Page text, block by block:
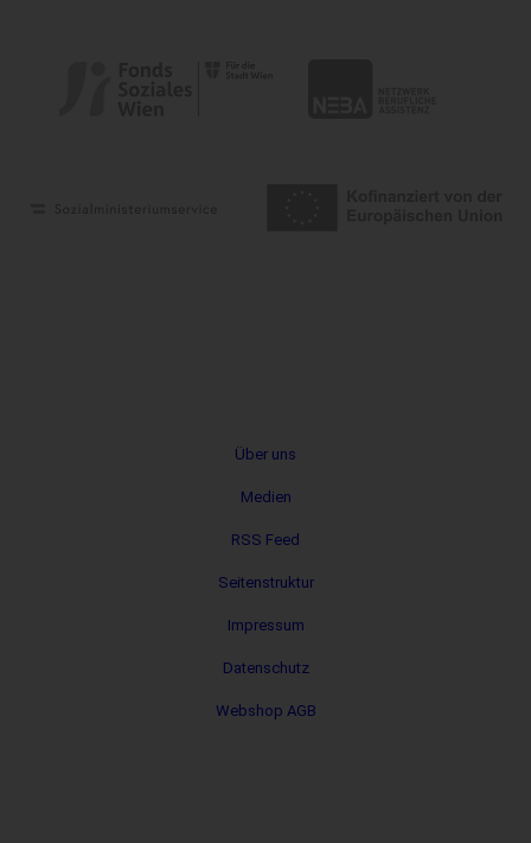
Über uns
Medien
RSS Feed
Seitenstruktur
Impressum
Datenschutz
Webshop AGB